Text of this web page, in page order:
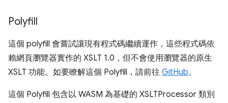
Polyfill
這個 polyfill 會嘗試讓現有程式碼繼續運作，這些程式碼依
賴網頁瀏覽器實作的 XSLT 1.0，但不會使用瀏覽器的原生
XSLT 功能。如要瞭解這個 Polyfill，請前往 GitHub。
這個 Polyfill 包含以 WASM 為基礎的 XSLTProcessor 類別